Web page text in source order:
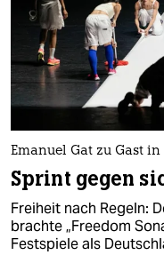
Emanuel Gat zu Gast
Sprint gegen
Freiheit nach Regeln:
brachte „Freedom
Festspiele als